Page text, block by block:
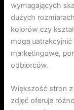
wymagających
dużych
kolorów czy
mogą
marketingowe,
odbiorców.
Większość stron
zdjęć oferuje